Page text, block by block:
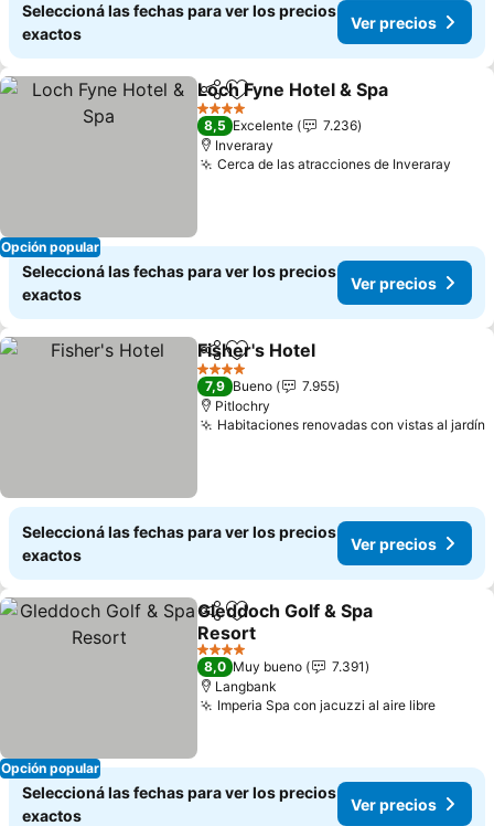
Seleccioná las fechas para ver los precios
exactos
Ver precios
Opción popular
CompartirAñadir a favoritos
Loch Fyne Hotel & Spa
4 Estrellas
8,5 Excelente
7.236
Inveraray
Cerca de las atracciones de Inveraray
Seleccioná las fechas para ver los precios
exactos
Ver precios
CompartirAñadir a favoritos
Fisher's Hotel
4 Estrellas
7,9 Bueno
7.955
Pitlochry
Habitaciones renovadas con vistas al jardín
Seleccioná las fechas para ver los precios
exactos
Ver precios
Opción popular
CompartirAñadir a favoritos
Gleddoch Golf & Spa
Resort
4 Estrellas
8,0 Muy bueno
7.391
Langbank
Imperia Spa con jacuzzi al aire libre
Seleccioná las fechas para ver los precios
exactos
Ver precios